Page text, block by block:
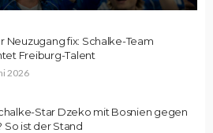
Neuzugang fix: Schalke-Team
Freiburg-Talent
2026
Star Dzeko mit Bosnien gegen
So ist der Stand